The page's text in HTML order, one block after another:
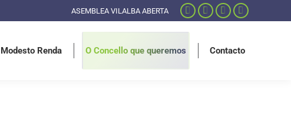
ASEMBLEA VILALBA ABERTA
Modesto Renda O Concello que queremos Contacto
Modesto Renda O Concello que queremos Contacto